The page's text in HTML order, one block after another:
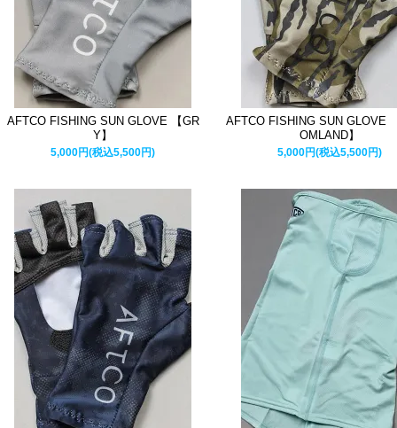
AFTCO FISHING SUN GLOVE 【GR
Y】
5,000円(税込5,500円)
AFTCO FISHING SUN GLOVE
OMLAND】
5,000円(税込5,500円)